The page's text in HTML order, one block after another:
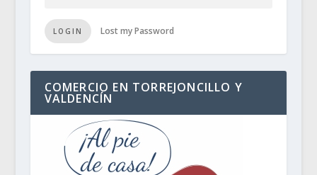
LOGIN Lost my Password
COMERCIO EN TORREJONCILLO Y
VALDENCÍN